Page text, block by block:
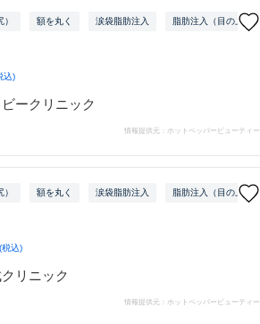
額を丸く 涙袋脂肪注入 脂肪注入（目の上）
込)
ークリニック
情報提供元：ホットペッパービューティー
額を丸く 涙袋脂肪注入 脂肪注入（目の上）
(税込)
リニック
情報提供元：ホットペッパービューティー